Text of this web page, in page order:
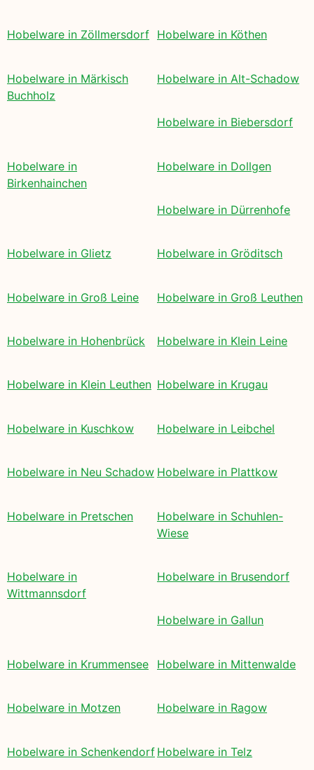
Hobelware in Zöllmersdorf Hobelware in Köthen
Hobelware in Märkisch
Buchholz
Hobelware in Alt-Schadow
Hobelware in Biebersdorf
Hobelware in
Birkenhainchen
Hobelware in Dollgen
Hobelware in Dürrenhofe
Hobelware in Glietz Hobelware in Gröditsch
Hobelware in Groß Leine Hobelware in Groß Leuthen
Hobelware in Hohenbrück Hobelware in Klein Leine
Hobelware in Klein Leuthen Hobelware in Krugau
Hobelware in Kuschkow Hobelware in Leibchel
Hobelware in Neu Schadow Hobelware in Plattkow
Hobelware in Pretschen
Hobelware in Schuhlen-
Wiese
Hobelware in
Wittmannsdorf
Hobelware in Brusendorf
Hobelware in Gallun
Hobelware in Krummensee Hobelware in Mittenwalde
Hobelware in Motzen Hobelware in Ragow
Hobelware in Schenkendorf Hobelware in Telz